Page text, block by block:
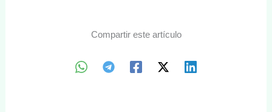
Compartir este artículo